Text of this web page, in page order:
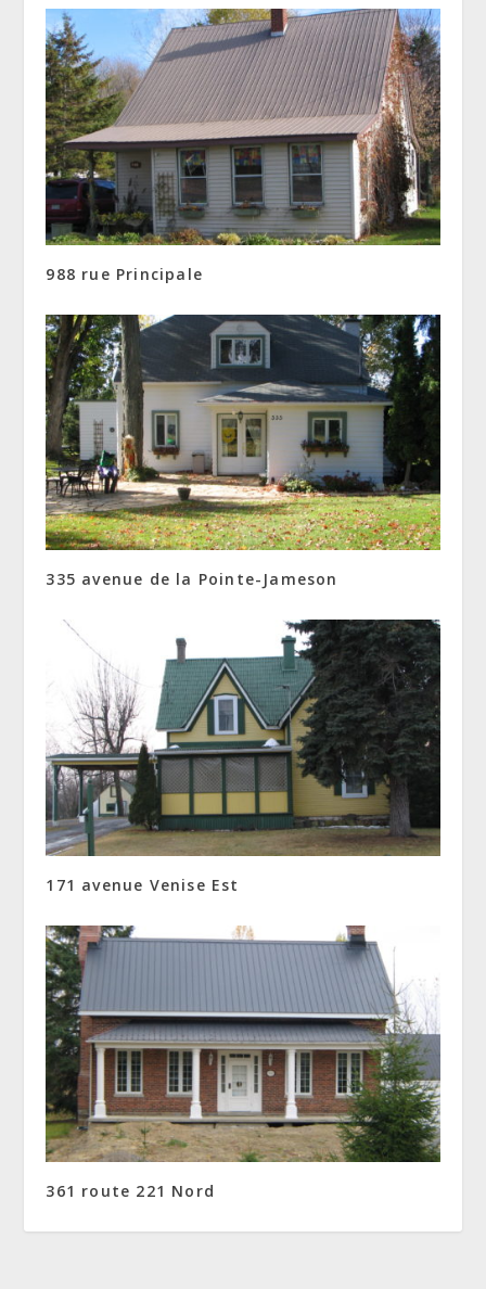
988 rue Principale
335 avenue de la Pointe-Jameson
171 avenue Venise Est
361 route 221 Nord